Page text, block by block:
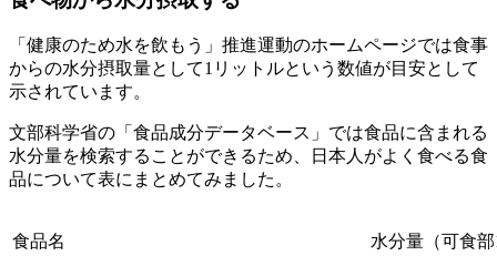
「健康のため水を飲もう」推進運動のホームページでは食事
からの水分摂取量として1リットルという数値が目安として
示されています。
文部科学省の「食品成分データベース」では食品に含まれる
水分量を検索することができるため、日本人がよく食べる食
品について表にまとめてみました。
食品名 水分量（可食